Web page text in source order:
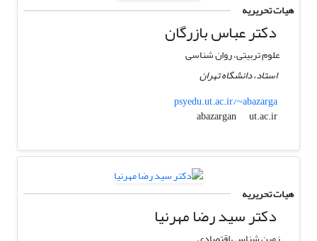
هیات تحریریه
دکتر عباس بازرگان
علوم تربیتی، روان شناسی
استاد، دانشگاه تهران
psyedu.ut.ac.ir/~abazarga
abazargan
ut.ac.ir
هیات تحریریه
دکتر سید رضا مهرنیا